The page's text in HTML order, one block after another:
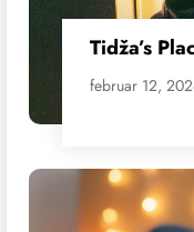
Tidža’s
februar 12,